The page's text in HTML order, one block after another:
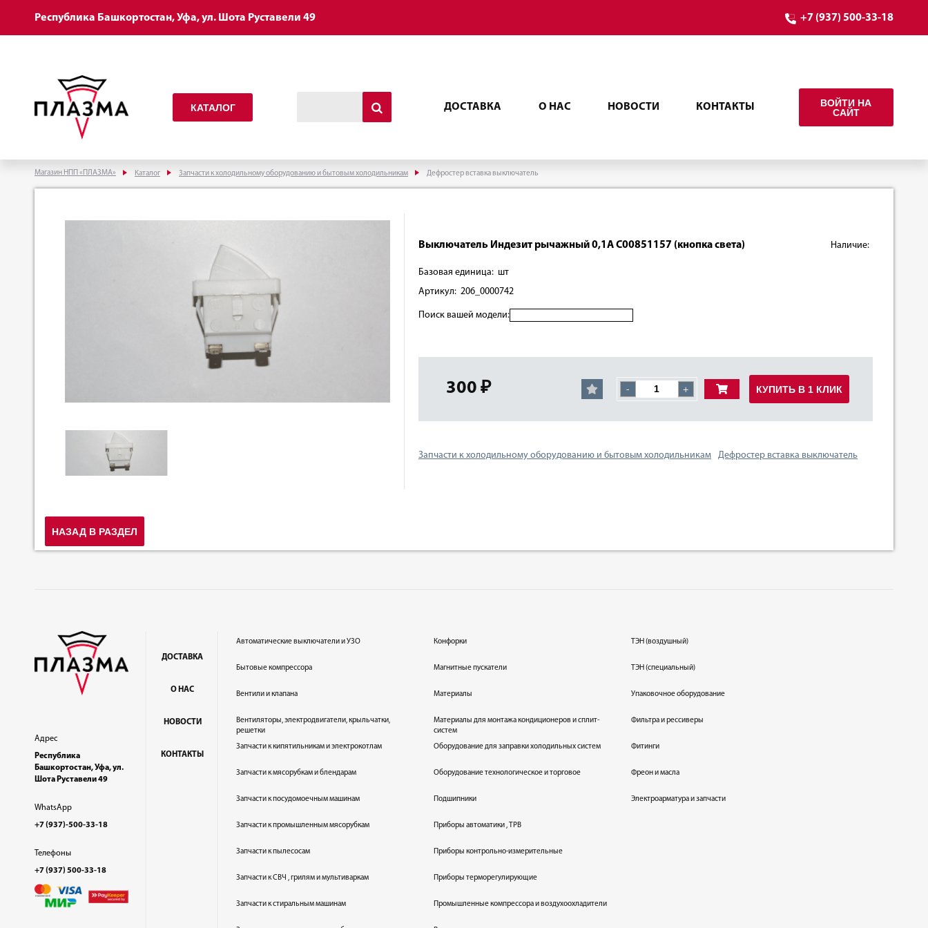
Республика Башкортостан, Уфа, ул. Шота Руставели 49 +7 (937) 500-33-18
КАТАЛОГ ДОСТАВКА О НАС НОВОСТИ КОНТАКТЫ
ВОЙТИ НА
САЙТ
Магазин НПП «ПЛАЗМА» Каталог Запчасти к холодильному оборудованию и бытовым холодильникам Дефростер вставка выключатель
Выключатель Индезит рычажный 0,1А C00851157 (кнопка света) Наличие:
Базовая единица: шт
Артикул: 206_0000742
Поиск вашей модели:
300 ₽ - + КУПИТЬ В 1 КЛИК
Запчасти к холодильному оборудованию и бытовым холодильникам Дефростер вставка выключатель
НАЗАД В РАЗДЕЛ
Адрес
Республика
Башкортостан, Уфа, ул.
Шота Руставели 49
WhatsApp
+7 (937)-500-33-18
Телефоны
+7 (937) 500-33-18
ДОСТАВКА
О НАС
НОВОСТИ
КОНТАКТЫ
Автоматические выключатели и УЗО
Бытовые компрессора
Вентили и клапана
Вентиляторы, электродвигатели, крыльчатки,
решетки
Запчасти к кипятильникам и электрокотлам
Запчасти к мясорубкам и блендарам
Запчасти к посудомоечным машинам
Запчасти к промышленным мясорубкам
Запчасти к пылесосам
Запчасти к СВЧ , грилям и мультиваркам
Запчасти к стиральным машинам
Конфорки
Магнитные пускатели
Материалы
Материалы для монтажа кондиционеров и сплит-
систем
Оборудование для заправки холодильных систем
Оборудование технологическое и торговое
Подшипники
Приборы автоматики , ТРВ
Приборы контрольно-измерительные
Приборы терморегулирующие
Промышленные компрессора и воздухоохладители
ТЭН (воздушный)
ТЭН (специальный)
Упаковочное оборудование
Фильтра и рессиверы
Фитинги
Фреон и масла
Электроарматура и запчасти